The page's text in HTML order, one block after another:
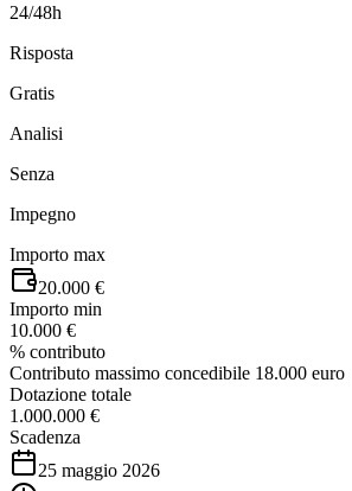
24/48h
Risposta
Gratis
Analisi
Senza
Impegno
Importo max
20.000 €
Importo min
10.000 €
% contributo
Contributo massimo concedibile 18.000 euro
Dotazione totale
1.000.000 €
Scadenza
25 maggio 2026